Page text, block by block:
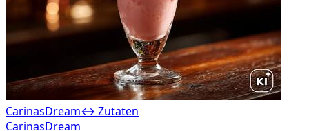
CarinasDream↔ Zutaten